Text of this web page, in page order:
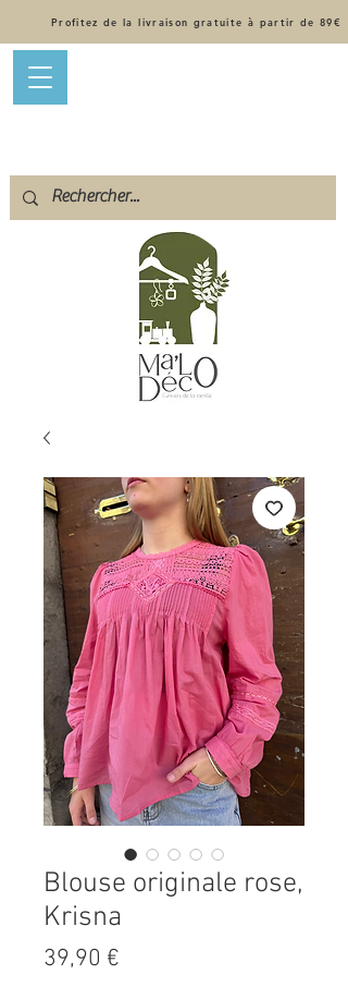
Profitez de la livraison gratuite à partir de 89€
Blouse originale rose,
Krisna
39,90 €